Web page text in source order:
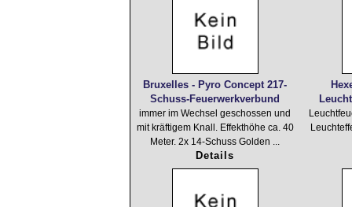
Bruxelles - Pyro Concept 217-
Schuss-Feuerwerkverbund
immer im Wechsel geschossen und
mit kräftigem Knall. Effekthöhe ca. 40
Meter. 2x 14-Schuss Golden ...
Details